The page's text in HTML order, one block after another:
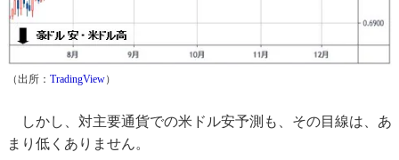
（出所： TradingView）
しかし、対主要通貨での米ドル安予測も、その目線は、あ
まり低くありません。